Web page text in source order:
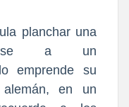
planchar una
a un
emprende su
en un